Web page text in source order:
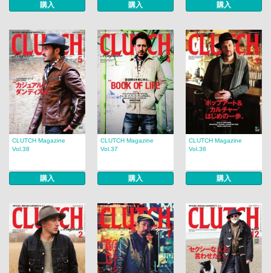
購入 購入 購入
CLUTCH Magazine
Vol.38
購入
CLUTCH Magazine
Vol.37
購入
CLUTCH Magazine
Vol.36
購入